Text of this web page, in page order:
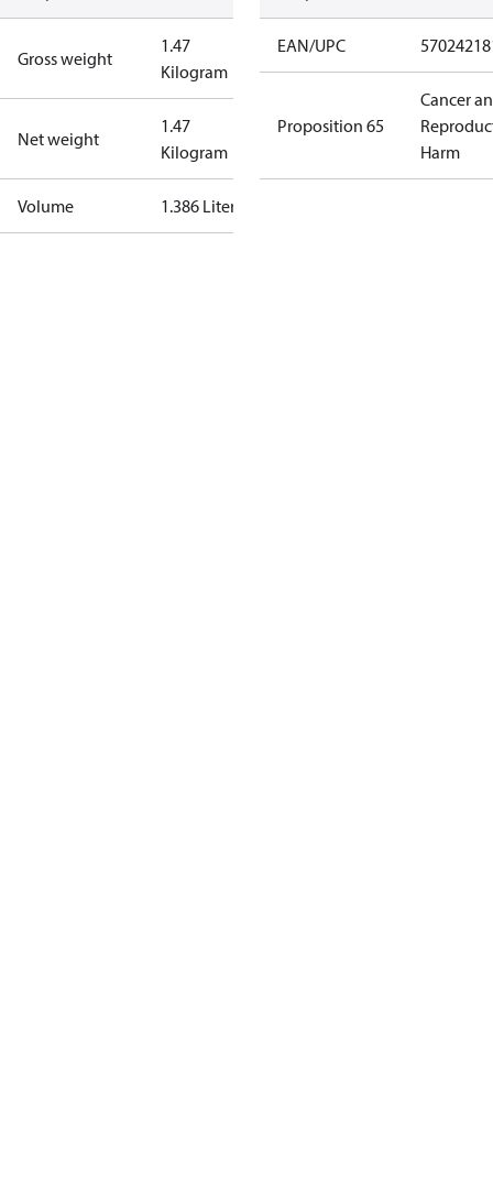
Gross weight
1.47
Kilogram
Net weight
1.47
Kilogram
Volume 1.386 Liter
EAN/UPC
Proposition 65
Cancer
Harm